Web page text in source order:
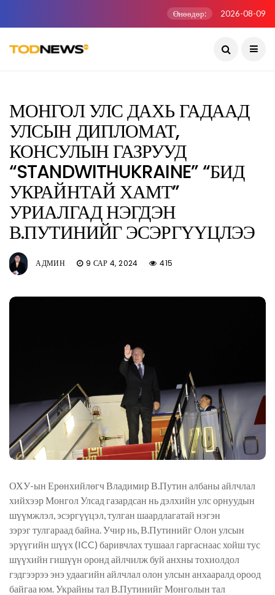
Өнөөдөр: 2026-08-09
МОНГОЛ УЛС ДАХЬ ГАДААД
УЛСЫН ДИПЛОМАТ,
КОНСУЛЫН ГАЗРУУД
“STANDWITHUKRAINE” “БИД
УКРАЙНТАЙ ХАМТ”
УРИАЛГАД НЭГДЭН
В.ПУТИНИЙГ ЭСЭРГҮҮЦЛЭЭ
АДМИН 9 САР 4, 2024 415
ОХУ-ын Ерөнхийлөгч Владимир В.Путин албаны айлчлал
хийхээр Монгол Улсад газардсан нь дэлхийн улс орнуудын
шүүмжлэл, эсэргүүцэл , тулган шаардлагатай нэгэн
зэрэгтулгараад байна. Учир нь, В.Путинийг Олон улсын
эрүүгийн шүүх (ICC) баривчлах тушаал гаргаснаас хойш тус
шүүхийн гишүүн оронд айлчилж буй анхны тохиолдол
гэдгээрээ энэ удаагийн айлчлалолон улсын анхааралд ороод
байгаа юм . Украйны тал В.Путинийг Монголын тал